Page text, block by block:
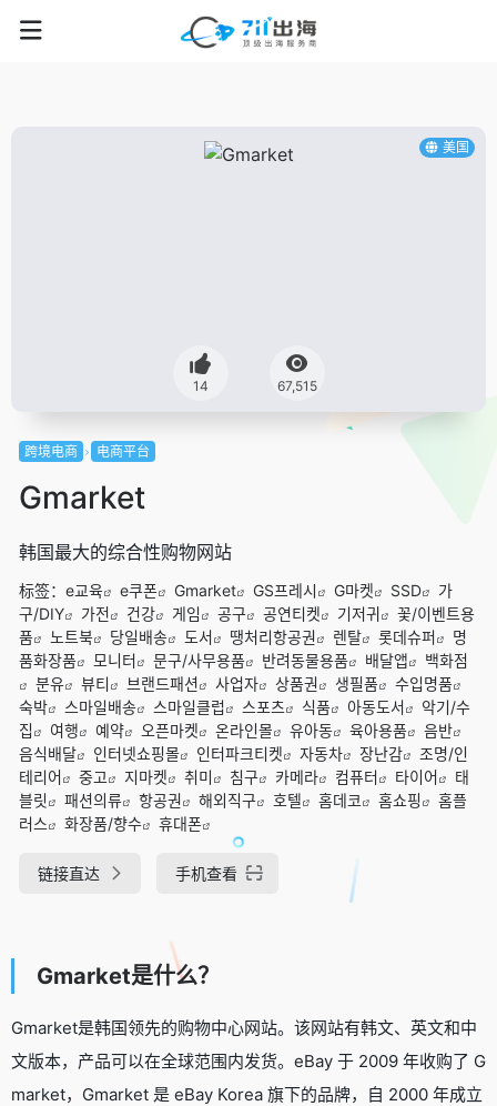
美国
14 67,515
跨境电商 电商平台
Gmarket
韩国最大的综合性购物网站
标签： e교육 e쿠폰 Gmarket GS프레시 G마켓 SSD
가
구/DIY
가전 건강 게임 공구 공연티켓 기저귀
꽃/이벤트용
품
노트북 당일배송 도서 땡처리항공권 렌탈 롯데슈퍼
명
품화장품
모니터 문구/사무용품 반려동물용품 배달앱
백화점
분유
뷰티 브랜드패션 사업자 상품권 생필품
수입명품
숙박
스마일배송 스마일클럽 스포츠 식품 아동도서
악기/수
집
여행 예약 오픈마켓 온라인몰 유아동 육아용품
음반
음식배달
인터넷쇼핑몰 인터파크티켓 자동차 장난감
조명/인
테리어
중고 지마켓 취미 침구 카메라 컴퓨터 타이어
태
블릿
패션의류 항공권 해외직구 호텔 홈데코 홈쇼핑
홈플
러스
화장품/향수 휴대폰
链接直达 手机查看
Gmarket是什么？
Gmarket是韩国领先的购物中心网站。该网站有韩文、英文和中
文版本，产品可以在全球范围内发货。eBay 于 2009 年收购了 G
market，Gmarket 是 eBay Korea 旗下的品牌，自 2000 年成立